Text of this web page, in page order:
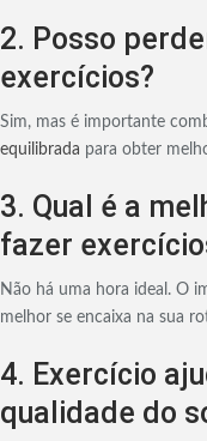
2. Posso
exercícios?
Sim, mas é importante
equilibrada para obter
3. Qual é a
fazer
Não há uma hora ideal. O
melhor se encaixa na sua
4. Exercício
qualidade do